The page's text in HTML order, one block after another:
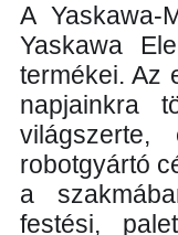
A Yaskawa-
Yaskawa
termékei. Az
napjainkra
robotgyártó
a
festési,